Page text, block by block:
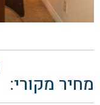
מחיר מקורי: